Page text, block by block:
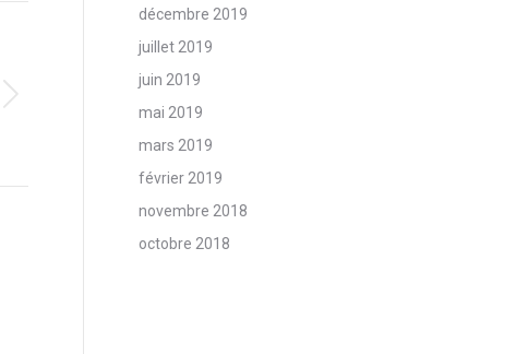
décembre 2019
juillet 2019
juin 2019
mai 2019
mars 2019
février 2019
novembre 2018
octobre 2018